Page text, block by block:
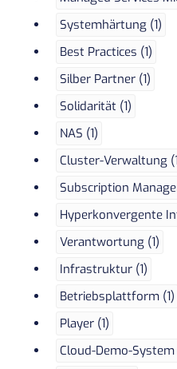
Systemhärtung (1)
Best Practices (1)
Silber Partner (1)
Solidarität (1)
NAS (1)
Cluster-Verwaltung
Subscription
Hyperkonvergente
Verantwortung (1)
Infrastruktur (1)
Betriebsplattform (1)
Player (1)
Cloud-Demo-System